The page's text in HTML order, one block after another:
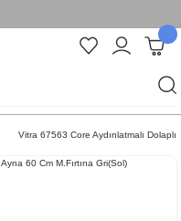
Vitra 67563 Core Aydınlatmalı Dolaplı